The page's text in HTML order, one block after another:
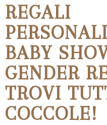
REGALI
BABY
GENDER
TROVI
COCCOLE!